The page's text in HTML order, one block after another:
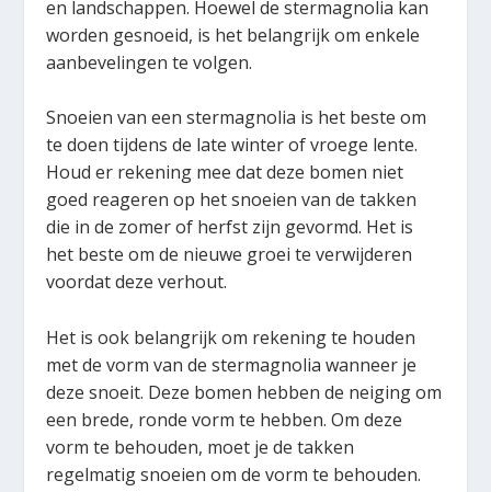
en landschappen. Hoewel de stermagnolia kan
worden gesnoeid, is het belangrijk om enkele
aanbevelingen te volgen.
Snoeien van een stermagnolia is het beste om
te doen tijdens de late winter of vroege lente.
Houd er rekening mee dat deze bomen niet
goed reageren op het snoeien van de takken
die in de zomer of herfst zijn gevormd. Het is
het beste om de nieuwe groei te verwijderen
voordat deze verhout.
Het is ook belangrijk om rekening te houden
met de vorm van de stermagnolia wanneer je
deze snoeit. Deze bomen hebben de neiging om
een brede, ronde vorm te hebben. Om deze
vorm te behouden, moet je de takken
regelmatig snoeien om de vorm te behouden.